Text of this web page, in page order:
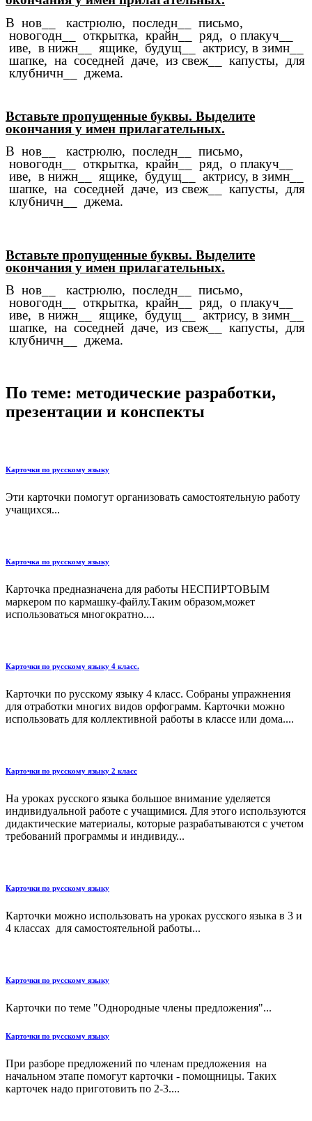
В нов__ кастрюлю, последн__ письмо,
новогодн__ открытка, крайн__ ряд, о плакуч__
иве, в нижн__ ящике, будущ__ актрису, в зимн__
шапке, на соседней даче, из свеж__ капусты, для
клубничн__ джема.
Вставьте пропущенные буквы. Выделите
окончания у имен прилагательных.
В нов__ кастрюлю, последн__ письмо,
новогодн__ открытка, крайн__ ряд, о плакуч__
иве, в нижн__ ящике, будущ__ актрису, в зимн__
шапке, на соседней даче, из свеж__ капусты, для
клубничн__ джема.
Вставьте пропущенные буквы. Выделите
окончания у имен прилагательных.
В нов__ кастрюлю, последн__ письмо,
новогодн__ открытка, крайн__ ряд, о плакуч__
иве, в нижн__ ящике, будущ__ актрису, в зимн__
шапке, на соседней даче, из свеж__ капусты, для
клубничн__ джема.
По теме: методические разработки,
презентации и конспекты
Карточки по русскому языку
Эти карточки помогут организовать самостоятельную работу
учащихся...
Карточка по русскому языку
Карточка предназначена для работы НЕСПИРТОВЫМ
маркером по кармашку-файлу.Таким образом,может
использоваться многократно....
Карточки по русскому языку 4 класс.
Карточки по русскому языку 4 класс. Собраны упражнения
для отработки многих видов орфограмм. Карточки можно
использовать для коллективной работы в классе или дома....
Карточки по русскому языку 2 класс
На уроках русского языка большое внимание уделяется
индивидуальной работе с учащимися. Для этого используются
дидактические материалы, которые разрабатываются с учетом
требований программы и индивиду...
Карточки по русскому языку
Карточки можно использовать на уроках русского языка в 3 и
4 классах для самостоятельной работы...
Карточки по русскому языку
Карточки по теме "Однородные члены предложения"...
Карточки по русскому языку
При разборе предложений по членам предложения на
начальном этапе помогут карточки - помощницы. Таких
карточек надо приготовить по 2-3....